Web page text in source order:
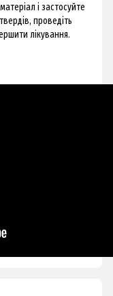
і застосуйте
проведіть
лікування.